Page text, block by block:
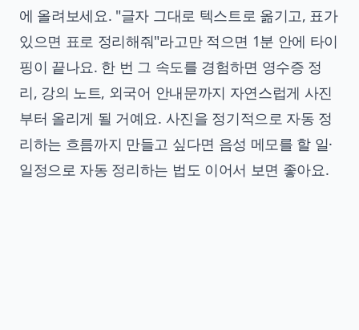
에 올려보세요. "글자 그대로 텍스트로 옮기고, 표가
있으면 표로 정리해줘"라고만 적으면 1분 안에 타이
핑이 끝나요. 한 번 그 속도를 경험하면 영수증 정
리, 강의 노트, 외국어 안내문까지 자연스럽게 사진
부터 올리게 될 거예요. 사진을 정기적으로 자동 정
리하는 흐름까지 만들고 싶다면 음성 메모를 할 일·
일정으로 자동 정리하는 법도 이어서 보면 좋아요.